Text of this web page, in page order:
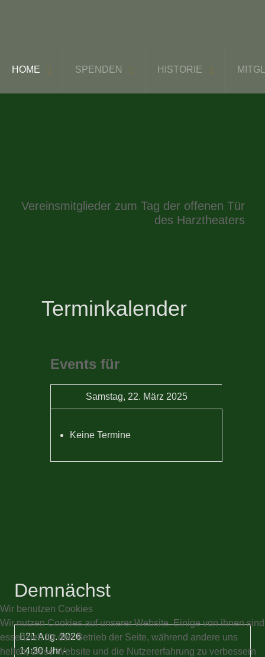
HOME SPENDEN HISTORIE
Vereinsmitglieder zum Tag der offenen Tür
des Harztheaters
Terminkalender
Events für
Samstag, 22. März 2025
Keine Termine
Demnächst
21 Aug. 2026
14:30 Uhr-
Wir benutzen Cookies
Wir nutzen Cookies auf unserer Website. Einige von ihnen sind
essenziell für den Betrieb der Seite, während andere uns
helfen, diese Website und die Nutzererfahrung zu verbessern